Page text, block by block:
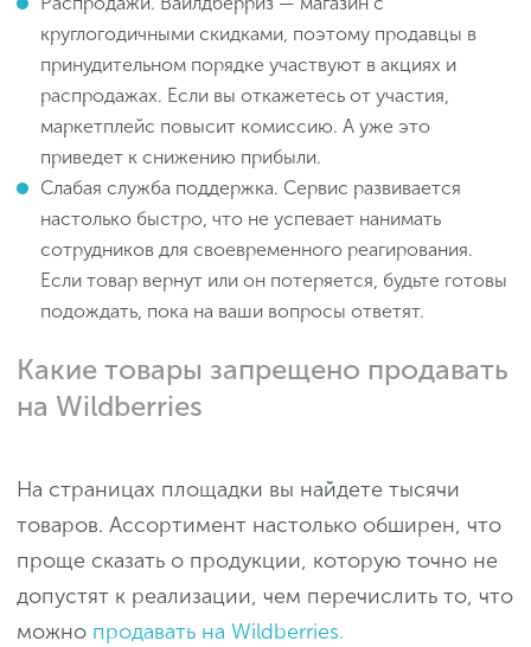
круглогодичными скидками, поэтому продавцы в
принудительном порядке участвуют в акциях и
распродажах. Если вы откажетесь от участия,
маркетплейс повысит комиссию. А уже это
приведет к снижению прибыли.
Слабая служба поддержка. Сервис развивается
настолько быстро, что не успевает нанимать
сотрудников для своевременного реагирования.
Если товар вернут или он потеряется, будьте готовы
подождать, пока на ваши вопросы ответят.
Какие товары запрещено продавать
на Wildberries
На страницах площадки вы найдете тысячи
товаров. Ассортимент настолько обширен, что
проще сказать о продукции, которую точно не
допустят к реализации, чем перечислить то, что
можно продавать на Wildberries.